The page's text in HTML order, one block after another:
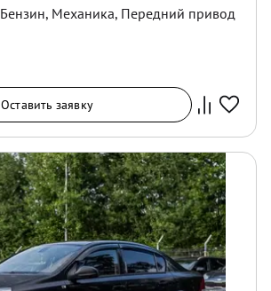
Бензин, Механика, Передний привод
Оставить заявку